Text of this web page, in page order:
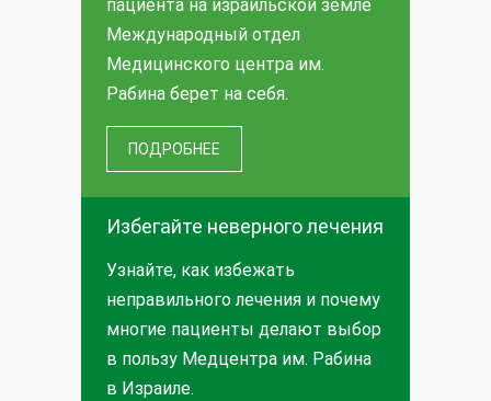
пациента на израильской земле
Международный отдел
Медицинского центра им.
Рабина берет на себя.
ПОДРОБНЕЕ
Избегайте неверного лечения
Узнайте, как избежать
неправильного лечения и почему
многие пациенты делают выбор
в пользу Медцентра им. Рабина
в Израиле.